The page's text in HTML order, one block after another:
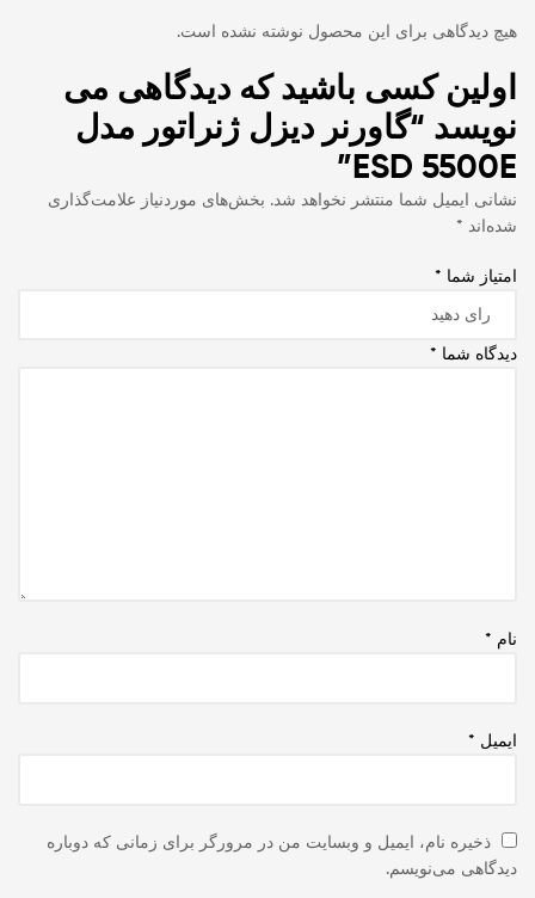
هیچ دیدگاهی برای این محصول نوشته نشده است.
اولین کسی باشید که دیدگاهی می
نویسد “گاورنر دیزل ژنراتور مدل
ESD 5500E”
نشانی ایمیل شما منتشر نخواهد شد. بخش‌های موردنیاز علامت‌گذاری
شده‌اند *
امتیاز شما *
دیدگاه شما *
نام *
ایمیل *
ذخیره نام، ایمیل و وبسایت من در مرورگر برای زمانی که دوباره
دیدگاهی می‌نویسم.